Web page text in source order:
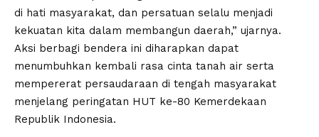
di hati masyarakat, dan persatuan selalu menjadi
kekuatan kita dalam membangun daerah,” ujarnya.
Aksi berbagi bendera ini diharapkan dapat
menumbuhkan kembali rasa cinta tanah air serta
mempererat persaudaraan di tengah masyarakat
menjelang peringatan HUT ke-80 Kemerdekaan
Republik Indonesia.